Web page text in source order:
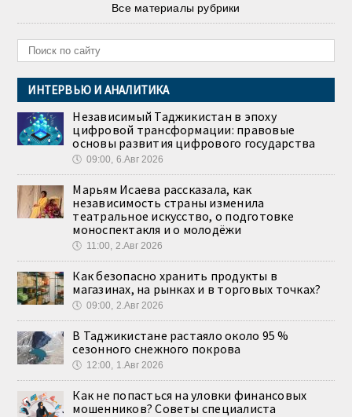
Все материалы рубрики
ИНТЕРВЬЮ И АНАЛИТИКА
Независимый Таджикистан в эпоху
цифровой трансформации: правовые
основы развития цифрового государства
🕔 09:00, 6.Авг 2026
Марьям Исаева рассказала, как
независимость страны изменила
театральное искусство, о подготовке
моноспектакля и о молодёжи
🕔 11:00, 2.Авг 2026
Как безопасно хранить продукты в
магазинах, на рынках и в торговых точках?
🕔 09:00, 2.Авг 2026
В Таджикистане растаяло около 95 %
сезонного снежного покрова
🕔 12:00, 1.Авг 2026
Как не попасться на уловки финансовых
мошенников? Советы специалиста